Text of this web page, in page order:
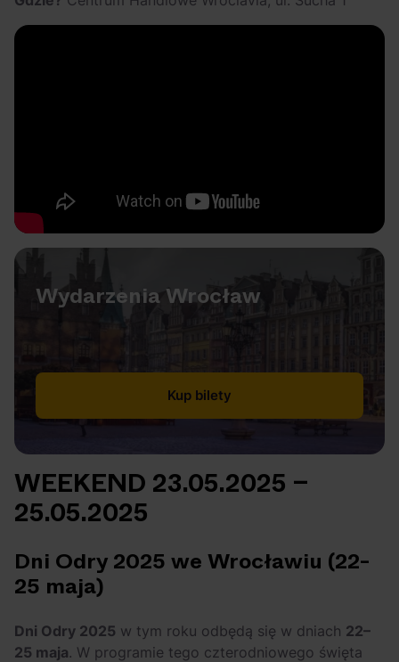
Wydarzenia Wrocław
Kup bilety
WEEKEND 23.05.2025 –
25.05.2025
Dni Odry 2025 we Wrocławiu (22-
25 maja)
Dni Odry 2025 w tym roku odbędą się w dniach 22–
25 maja. W programie tego czterodniowego święta